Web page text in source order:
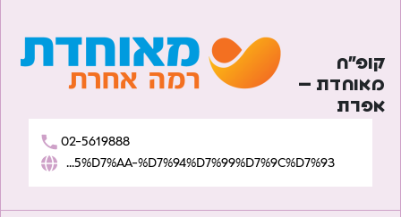
קופ”ח
מאוחדת –
אפרת
02-5619888
https://www.meuhedet.co.il/%D7%94%D7%AA%D7%A4%D7%AA%D7%97%D7%95%D7%AA-%D7%94%D7%99%D7%9C%D7%93/